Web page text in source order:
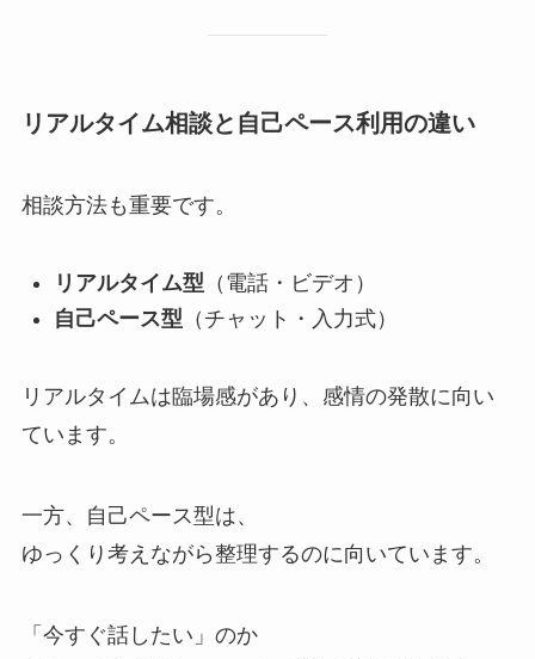
リアルタイム相談と自己ペース利用の違い
相談方法も重要です。
リアルタイム型 （電話・ビデオ）
自己ペース型 （チャット・入力式）
リアルタイムは臨場感があり、感情の発散に向い
ています。
一方、自己ペース型は、
ゆっくり考えながら整理するのに向いています。
「今すぐ話したい」のか